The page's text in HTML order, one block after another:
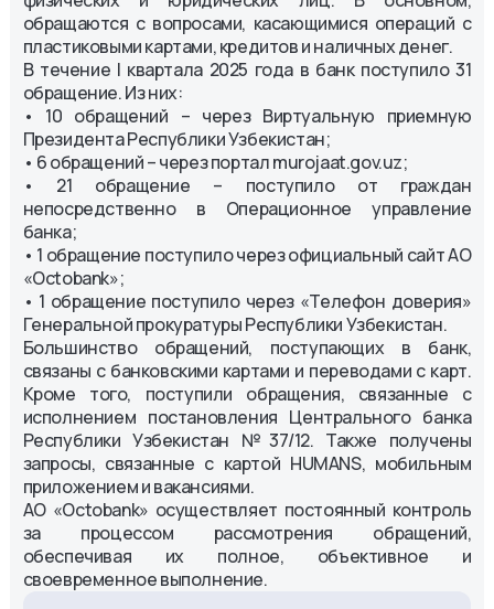
обращаются с вопросами, касающимися операций с
пластиковыми картами, кредитов и наличных денег.
В течение I квартала 2025 года в банк поступило 31
обращение. Из них:
• 10 обращений – через Виртуальную приемную
Президента Республики Узбекистан;
• 6 обращений – через портал murojaat.gov.uz;
• 21 обращение – поступило от граждан
непосредственно в Операционное управление
банка;
• 1 обращение поступило через официальный сайт АО
«Octobank»;
• 1 обращение поступило через «Телефон доверия»
Генеральной прокуратуры Республики Узбекистан.
Большинство обращений, поступающих в банк,
связаны с банковскими картами и переводами с карт.
Кроме того, поступили обращения, связанные с
исполнением постановления Центрального банка
Республики Узбекистан №37/12. Также получены
запросы, связанные с картой HUMANS, мобильным
приложением и вакансиями.
АО «Octobank» осуществляет постоянный контроль
за процессом рассмотрения обращений,
обеспечивая их полное, объективное и
своевременное выполнение.